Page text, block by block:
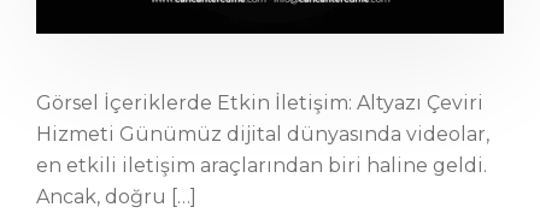
Görsel İçeriklerde Etkin İletişim: Altyazı Çeviri
Hizmeti Günümüz dijital dünyasında videolar,
en etkili iletişim araçlarından biri haline geldi.
Ancak, doğru […]